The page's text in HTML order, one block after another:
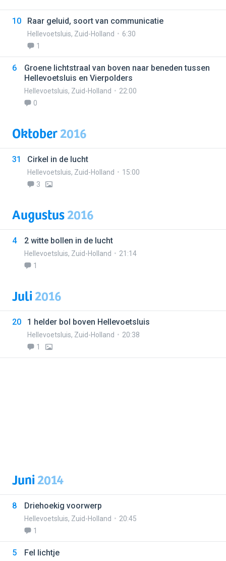
10 Raar geluid, soort van communicatie
Hellevoetsluis, Zuid-Holland
6:30
1
6
Groene lichtstraal van boven naar beneden tussen
Hellevoetsluis en Vierpolders
Hellevoetsluis, Zuid-Holland
22:00
0
Oktober2016
31 Cirkel in de lucht
Hellevoetsluis, Zuid-Holland
15:00
3
Augustus2016
4 2 witte bollen in de lucht
Hellevoetsluis, Zuid-Holland
21:14
1
Juli2016
20 1 helder bol boven Hellevoetsluis
Hellevoetsluis, Zuid-Holland
20:38
1
Juni2014
8 Driehoekig voorwerp
Hellevoetsluis, Zuid-Holland
20:45
1
5 Fel lichtje